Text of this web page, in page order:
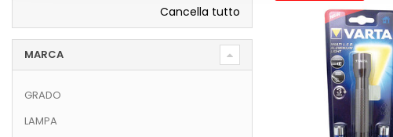
Cancella tutto
MARCA
GRADO
LAMPA